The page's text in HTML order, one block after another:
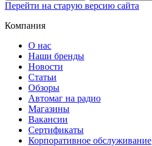
Перейти на старую версию сайта
Компания
О нас
Наши бренды
Новости
Статьи
Обзоры
Автомаг на радио
Магазины
Вакансии
Сертификаты
Корпоративное обслуживание